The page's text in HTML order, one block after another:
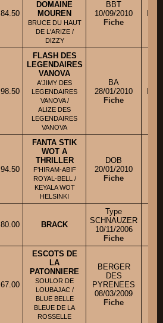
84.50
DOMAINE
MOUREN
BRUCE DU HAUT
DE L'ARIZE /
DIZZY
BBT
10/09/2010
Fiche
98.50
FLASH DES
LEGENDAIRES
VANOVA
A'JIMY DES
LEGENDAIRES
VANOVA /
ALIZE DES
LEGENDAIRES
VANOVA
BA
28/01/2010
Fiche
94.50
FANTA STIK
WOT A
THRILLER
F'HIRAM-ABIF
ROYAL-BELL /
KEYALA WOT
HELSINKI
DOB
20/01/2010
Fiche
80.00 BRACK
Type
SCHNAUZER
10/11/2006
Fiche
67.00
ESCOTS DE
LA
PATONNIERE
SOULOR DE
LOUBAJAC /
BLUE BELLE
BLEUE DE LA
ROSSELLE
BERGER
DES
PYRENEES
08/03/2009
Fiche